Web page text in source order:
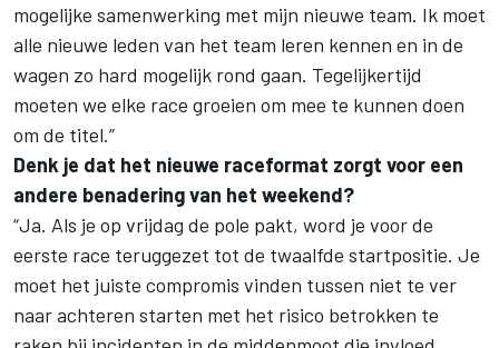
mogelijke samenwerking met mijn nieuwe team. Ik moet
alle nieuwe leden van het team leren kennen en in de
wagen zo hard mogelijk rond gaan. Tegelijkertijd
moeten we elke race groeien om mee te kunnen doen
om de titel.”
Denk je dat het nieuwe raceformat zorgt voor een
andere benadering van het weekend?
“Ja. Als je op vrijdag de pole pakt, word je voor de
eerste race teruggezet tot de twaalfde startpositie. Je
moet het juiste compromis vinden tussen niet te ver
naar achteren starten met het risico betrokken te